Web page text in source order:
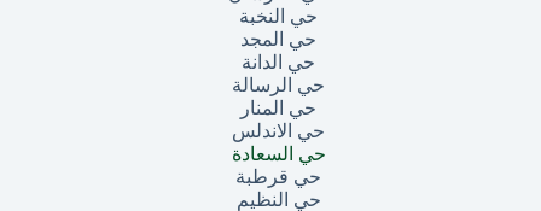
حي النخبة
حي المجد
حي الدانة
حي الرسالة
حي المنار
حي الاندلس
حي السعادة
حي قرطبة
حي النظيم